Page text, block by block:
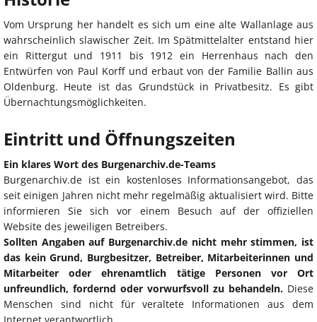
Vom Ursprung her handelt es sich um eine alte Wallanlage aus
wahrscheinlich slawischer Zeit. Im Spätmittelalter entstand hier
ein Rittergut und 1911 bis 1912 ein Herrenhaus nach den
Entwürfen von Paul Korff und erbaut von der Familie Ballin aus
Oldenburg. Heute ist das Grundstück in Privatbesitz. Es gibt
Übernachtungsmöglichkeiten.
Eintritt und Öffnungszeiten
Ein klares Wort des Burgenarchiv.de-Teams
Burgenarchiv.de ist ein kostenloses Informationsangebot, das
seit einigen Jahren nicht mehr regelmäßig aktualisiert wird. Bitte
informieren Sie sich vor einem Besuch auf der offiziellen
Website des jeweiligen Betreibers.
Sollten Angaben auf Burgenarchiv.de nicht mehr stimmen, ist
das kein Grund, Burgbesitzer, Betreiber, Mitarbeiterinnen und
Mitarbeiter oder ehrenamtlich tätige Personen vor Ort
unfreundlich, fordernd oder vorwurfsvoll zu behandeln. Diese
Menschen sind nicht für veraltete Informationen aus dem